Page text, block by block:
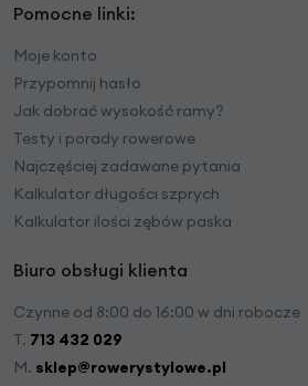
Pomocne linki:
Moje konto
Przypomnij hasło
Jak dobrać wysokość ramy?
Testy i porady rowerowe
Najczęściej zadawane pytania
Kalkulator długości szprych
Kalkulator ilości zębów paska
Biuro obsługi klienta
Czynne od 8:00 do 16:00 w dni robocze
T. 713 432 029
M. sklep@rowerystylowe.pl